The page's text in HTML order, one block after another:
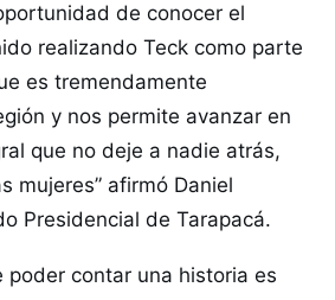
de conocer el
realizando Teck como parte
es tremendamente
y nos permite avanzar en
que no deje a nadie atrás,
mujeres” afirmó Daniel
Presidencial de Tarapacá.
poder contar una historia es